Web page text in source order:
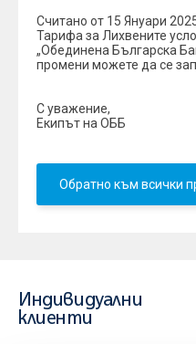
Считано от 15 Януари
Тарифа за Лихвените
„Обединена Българска
промени можете да се
С уважение,
Екипът на ОББ
Обратно към всички
Индивидуални
клиенти